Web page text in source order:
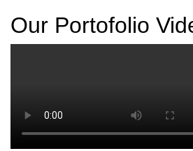
Our Portofolio